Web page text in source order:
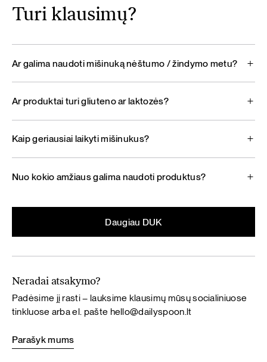
Turi klausimų?
Ar galima naudoti mišinuką nėštumo / žindymo metu?
Ar produktai turi gliuteno ar laktozės?
Kaip geriausiai laikyti mišinukus?
Nuo kokio amžiaus galima naudoti produktus?
Daugiau DUK
Neradai atsakymo?
Padėsime jį rasti – lauksime klausimų mūsų socialiniuose
tinkluose arba el. pašte hello@dailyspoon.lt
Parašyk mums